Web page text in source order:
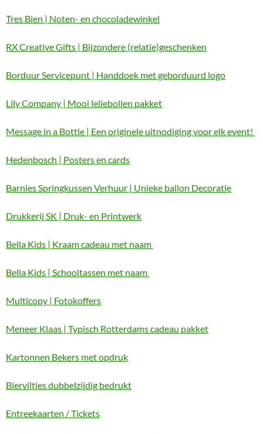
Tres Bien | Noten- en chocoladewinkel
RX Creative Gifts | Bijzondere (relatie)geschenken
Borduur Servicepunt | Handdoek met geborduurd logo
Lily Company | Mooi leliebollen pakket
Message in a Bottle | Een originele uitnodiging voor elk event!
Hedenbosch | Posters en cards
Barnies Springkussen Verhuur | Unieke ballon Decoratie
Drukkerij SK | Druk- en Printwerk
Bella Kids | Kraam cadeau met naam
Bella Kids | Schooltassen met naam
Multicopy | Fotokoffers
Meneer Klaas | Typisch Rotterdams cadeau pakket
Kartonnen Bekers met opdruk
Bierviltjes dubbelzijdig bedrukt
Entreekaarten / Tickets